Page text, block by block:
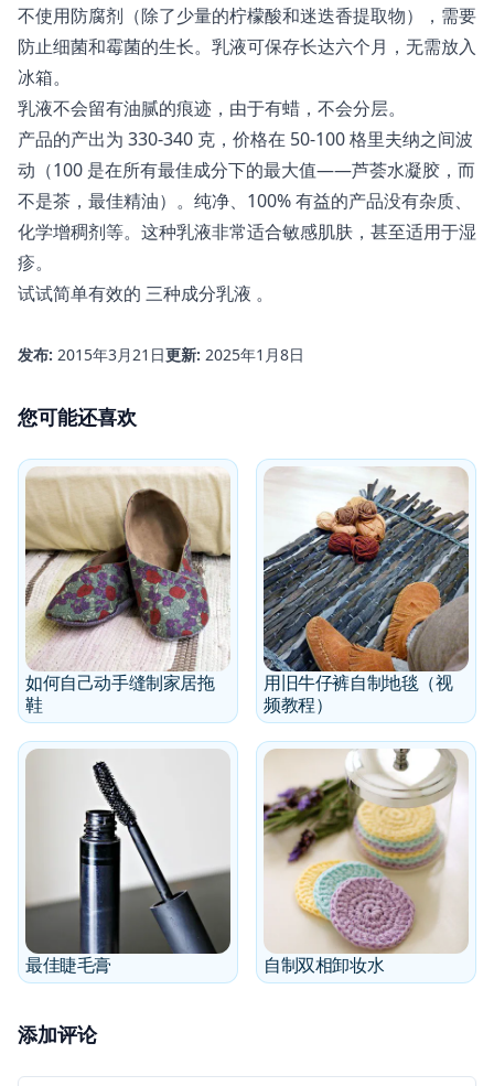
不使用防腐剂（除了少量的柠檬酸和迷迭香提取物），需要
防止细菌和霉菌的生长。乳液可保存长达六个月，无需放入
冰箱。
乳液不会留有油腻的痕迹，由于有蜡，不会分层。
产品的产出为 330-340 克，价格在 50-100 格里夫纳之间波
动（100 是在所有最佳成分下的最大值——芦荟水凝胶，而
不是茶，最佳精油）。纯净、100% 有益的产品没有杂质、
化学增稠剂等。这种乳液非常适合敏感肌肤，甚至适用于湿
疹。
试试简单有效的 三种成分乳液 。
发布: 2015年3月21日更新: 2025年1月8日
您可能还喜欢
如何自己动手缝制家居拖
鞋
用旧牛仔裤自制地毯（视
频教程）
最佳睫毛膏 自制双相卸妆水
添加评论